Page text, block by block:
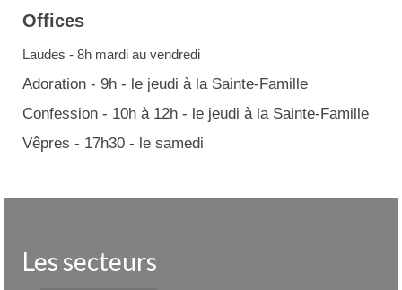
Offices
Laudes - 8h mardi au vendredi
Adoration - 9h - le jeudi à la Sainte-Famille
Confession - 10h à 12h - le jeudi à la Sainte-Famille
Vêpres - 17h30 - le samedi
Les secteurs